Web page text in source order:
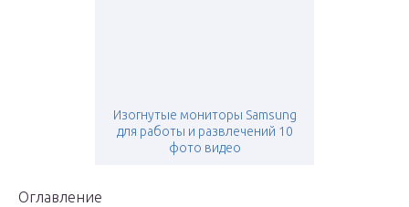
Изогнутые мониторы Samsung
для работы и развлечений 10
фото видео
Оглавление